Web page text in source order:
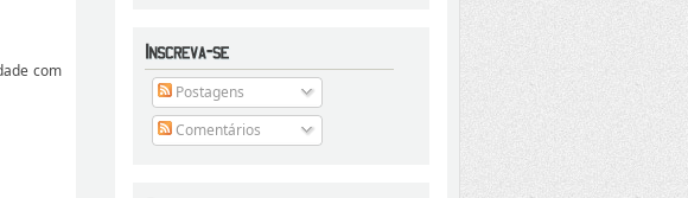
Postagens
Comentários
com